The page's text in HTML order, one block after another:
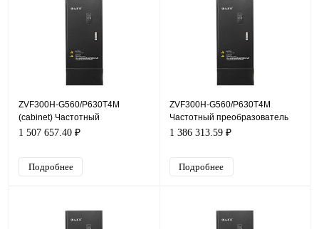
ZVF300H-G560/P630T4M
(cabinet) Частотный
преобразователь ZVF300H,
1 507 657.40 ₽
Подробнее
ZVF300H-G560/P630T4M
Частотный преобразователь
ZVF300H, 380В, 560кВт, 950А
1 386 313.59 ₽
Подробнее